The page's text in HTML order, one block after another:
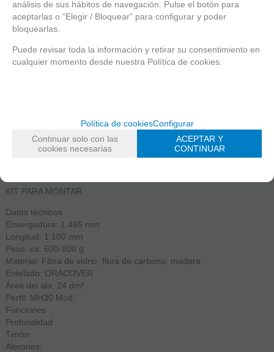
149,99
21.00%
-
unidades
+
COCKTAIL ARF 1485MM VELERO ELECTRICO
El COCKTAIL tiene una envergadura de 1.485 mm y 1.100 mm de
KIT PARA MONTAR
Datos técnicos
Envergadura: 1.485 mm
Longitud: 1.100 mm
Peso: ca.
600-800 g
Material: Fibra de vidrio, fibra de carbono, madera
Entelado: ORACOVER
Área del ala: 24 dm²
Perfil: MH30 Mod.
Funciones
Profundidad
Timón
Alerones:
análisis de sus hábitos de navegación. Pulse el botón para
aceptarlas o “Elegir / Bloquear” para configurar y poder
bloquearlas.
Puede revisar toda la información y retirar su consentimiento en
cualquier momento desde nuestra Política de cookies.
Política de cookiesConfigurar
Continuar solo con las
cookies necesarias
ACEPTAR Y
CONTINUAR